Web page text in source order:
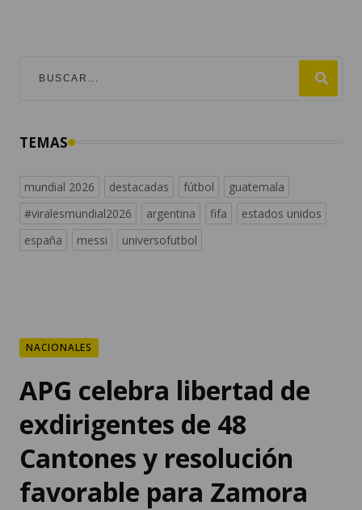
TEMAS
mundial 2026 destacadas fútbol
guatemala
#viralesmundial2026
argentina fifa
estados unidos
españa
messi universofutbol
NACIONALES
APG celebra libertad de
exdirigentes de 48
Cantones y resolución
favorable para Zamora